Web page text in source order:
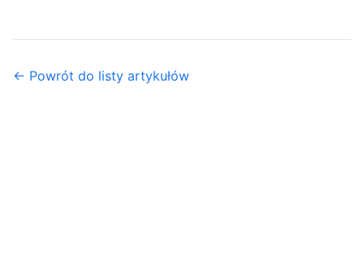
← Powrót do listy artykułów